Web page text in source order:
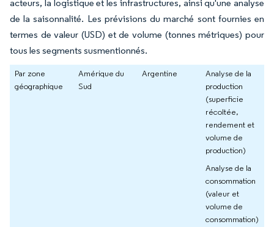
acteurs, la logistique et les infrastructures, ainsi qu'une analyse
de la saisonnalité. Les prévisions du marché sont fournies en
termes de valeur (USD) et de volume (tonnes métriques) pour
tous les segments susmentionnés.
Par zone
géographique
Amérique du
Sud
Argentine
Analyse de la
production
(superficie
récoltée,
rendement et
volume de
production)
Analyse de la
consommation
(valeur et
volume de
consommation)